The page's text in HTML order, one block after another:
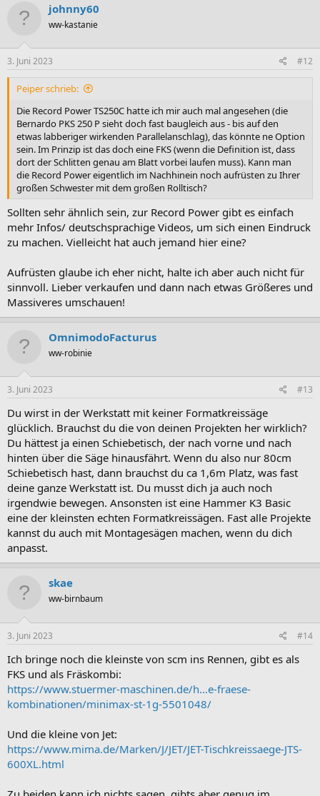
johnny60
ww-kastanie
3. Juni 2023 #12
Peiper schrieb:
Die Record Power TS250C hatte ich mir auch mal angesehen (die
Bernardo PKS 250 P sieht doch fast baugleich aus - bis auf den
etwas labberiger wirkenden Parallelanschlag), das könnte ne Option
sein. Im Prinzip ist das doch eine FKS (wenn die Definition ist, dass
dort der Schlitten genau am Blatt vorbei laufen muss). Kann man
die Record Power eigentlich im Nachhinein noch aufrüsten zu Ihrer
großen Schwester mit dem großen Rolltisch?
Sollten sehr ähnlich sein, zur Record Power gibt es einfach
mehr Infos/ deutschsprachige Videos, um sich einen Eindruck
zu machen. Vielleicht hat auch jemand hier eine?
Aufrüsten glaube ich eher nicht, halte ich aber auch nicht für
sinnvoll. Lieber verkaufen und dann nach etwas Größeres und
Massiveres umschauen!
OmnimodoFacturus
ww-robinie
3. Juni 2023 #13
Du wirst in der Werkstatt mit keiner Formatkreissäge
glücklich. Brauchst du die von deinen Projekten her wirklich?
Du hättest ja einen Schiebetisch, der nach vorne und nach
hinten über die Säge hinausfährt. Wenn du also nur 80cm
Schiebetisch hast, dann brauchst du ca 1,6m Platz, was fast
deine ganze Werkstatt ist. Du musst dich ja auch noch
irgendwie bewegen. Ansonsten ist eine Hammer K3 Basic
eine der kleinsten echten Formatkreissägen. Fast alle Projekte
kannst du auch mit Montagesägen machen, wenn du dich
anpasst.
skae
ww-birnbaum
3. Juni 2023 #14
Ich bringe noch die kleinste von scm ins Rennen, gibt es als
FKS und als Fräskombi:
https://www.stuermer-maschinen.de/h...e-fraese-
kombinationen/minimax-st-1g-5501048/
Und die kleine von Jet:
https://www.mima.de/Marken/J/JET/JET-Tischkreissaege-JTS-
600XL.html